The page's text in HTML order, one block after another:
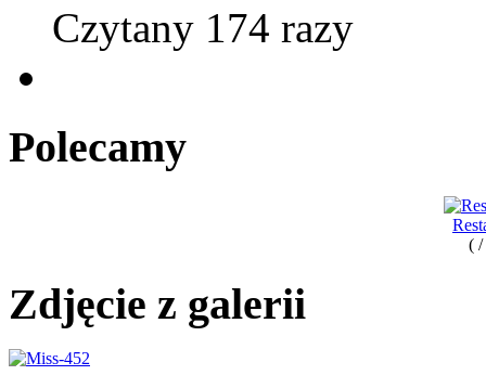
Czytany 174 razy
Polecamy
( /
Zdjęcie z galerii